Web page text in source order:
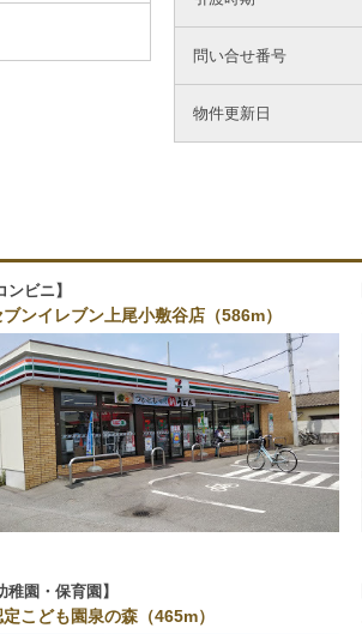
問い合せ番号
物件更新日
ンビニ
ブンイレブン上尾小敷谷店（586m）
稚園・保育園
こども園泉の森（465m）